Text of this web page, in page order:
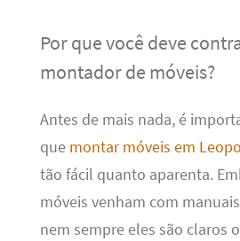
Por que você deve
montador de móveis?
Antes de mais nada, é
que montar móveis em
tão fácil quanto aparenta.
móveis venham com
nem sempre eles são claros